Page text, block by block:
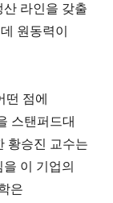
라인을 갖출
원동력이
떤 점에
스탠퍼드대
황승진 교수는
이 기업의
은